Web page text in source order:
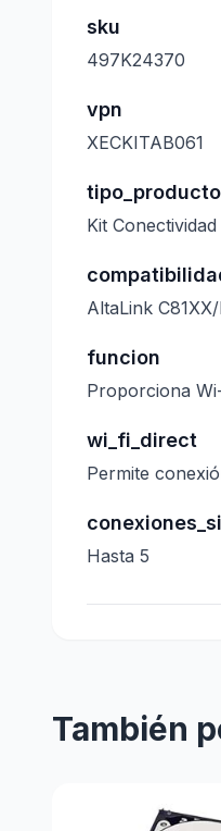
sku
497K24370
vpn
XECKITAB061
tipo_producto
Kit
AltaLink
funcion
Proporciona
wi_fi_direct
Permite
Hasta 5
También